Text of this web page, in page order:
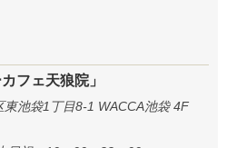
フェ天狼院」
池袋1丁目8-1 WACCA池袋 4F